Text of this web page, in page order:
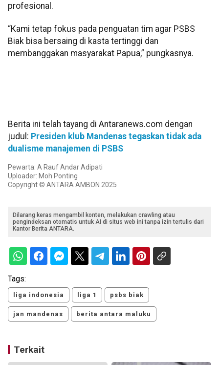
profesional.
“Kami tetap fokus pada penguatan tim agar PSBS
Biak bisa bersaing di kasta tertinggi dan
membanggakan masyarakat Papua,” pungkasnya.
Berita ini telah tayang di Antaranews.com dengan
judul: Presiden klub Mandenas tegaskan tidak ada
dualisme manajemen di PSBS
Pewarta: A Rauf Andar Adipati
Uploader: Moh Ponting
Copyright © ANTARA AMBON 2025
Dilarang keras mengambil konten, melakukan crawling atau
pengindeksan otomatis untuk AI di situs web ini tanpa izin tertulis dari
Kantor Berita ANTARA.
Tags:
liga indonesia liga 1 psbs biak
jan mandenas berita antara maluku
Terkait